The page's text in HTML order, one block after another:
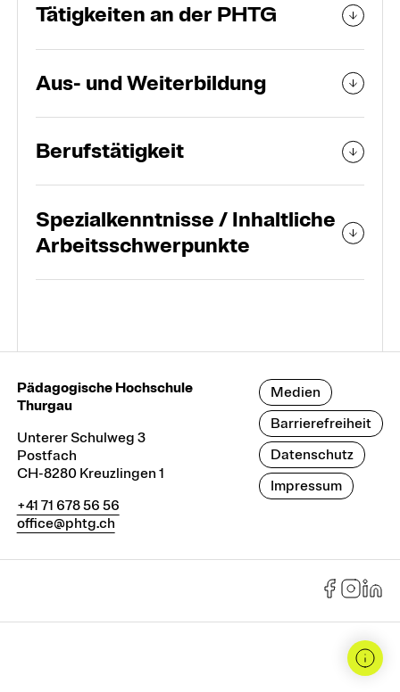
Tätigkeiten an der PHTG
Aus- und Weiterbildung
Berufstätigkeit
Spezialkenntnisse / Inhaltliche
Arbeitsschwerpunkte
Pädagogische Hochschule
Thurgau
Unterer Schulweg 3
Postfach
CH-8280 Kreuzlingen 1
+41 71 678 56 56
office@phtg.ch
Medien
Barrierefreiheit
Datenschutz
Impressum